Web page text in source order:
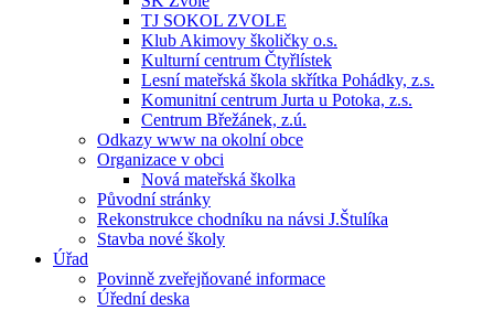
TJ SOKOL ZVOLE
Klub Akimovy školičky o.s.
Kulturní centrum Čtyřlístek
Lesní mateřská škola skřítka Pohádky, z.s.
Komunitní centrum Jurta u Potoka, z.s.
Centrum Břežánek, z.ú.
Odkazy www na okolní obce
Organizace v obci
Nová mateřská školka
Původní stránky
Rekonstrukce chodníku na návsi J.Štulíka
Stavba nové školy
Úřad
Povinně zveřejňované informace
Úřední deska